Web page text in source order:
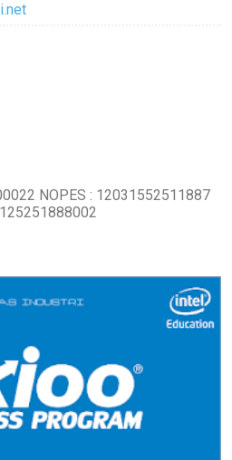
NOPES : 12031552511887
125251888002